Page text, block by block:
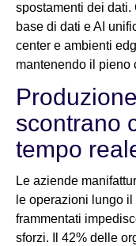
spostamenti dei
base di dati e AI
center e ambienti
mantenendo il pieno
scontrano
tempo
Le aziende
le operazioni lungo
frammentati
sforzi. Il 42% delle